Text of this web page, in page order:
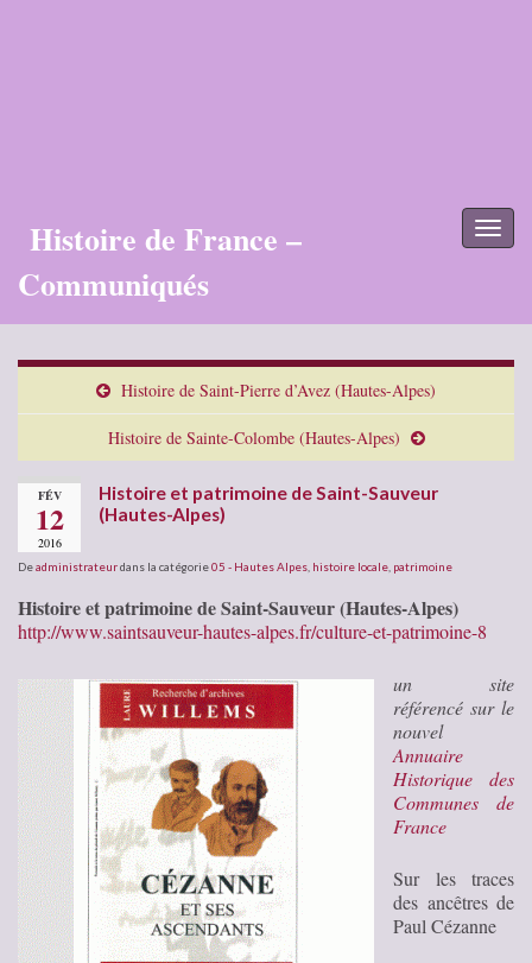
Histoire de France –
Communiqués
Histoire de Saint-Pierre d’Avez (Hautes-Alpes)
Histoire de Sainte-Colombe (Hautes-Alpes)
FÉV
12
2016
Histoire et patrimoine de Saint-Sauveur
(Hautes-Alpes)
Deadministrateurdans la catégorie05 - Hautes Alpes histoire locale patrimoine
Histoire et patrimoine de Saint-Sauveur (Hautes-Alpes)
http://www.saintsauveur-hautes-alpes.fr/culture-et-patrimoine-8
un site
référencé sur le
nouvel
Annuaire
Historique des
Communes de
France
Sur les traces
des ancêtres de
Paul Cézanne